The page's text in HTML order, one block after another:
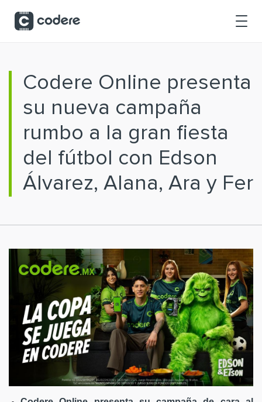
Codere Online presenta
su nueva campaña
rumbo a la gran fiesta
del fútbol con Edson
Álvarez, Alana, Ara y Fer